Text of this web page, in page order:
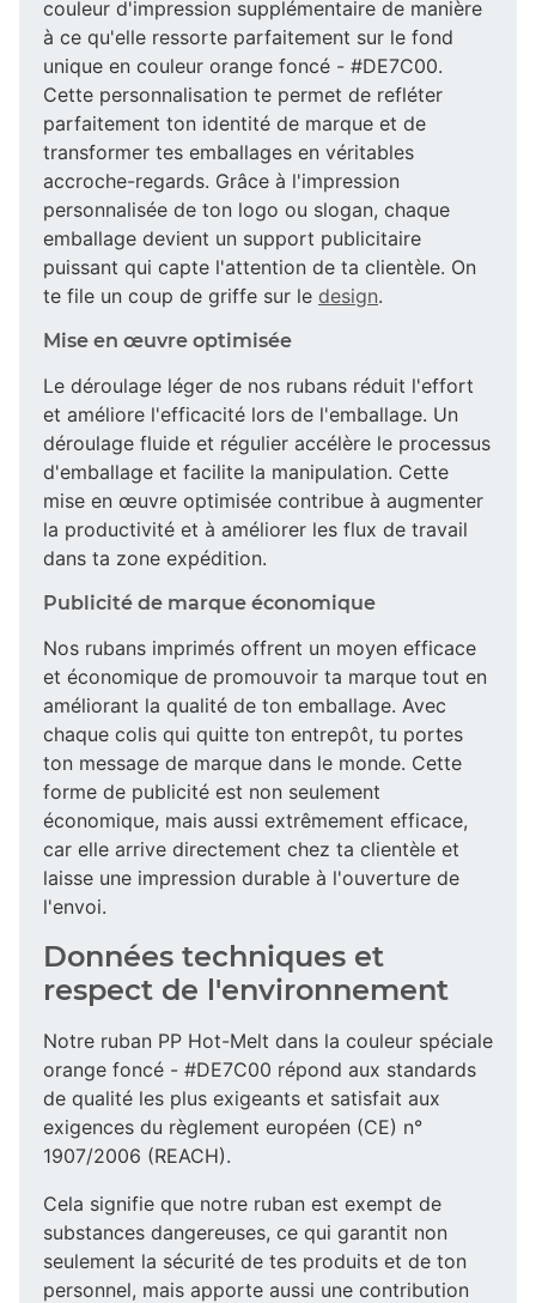
couleur d'impression supplémentaire de manière
à ce qu'elle ressorte parfaitement sur le fond
unique en couleur orange foncé - #DE7C00.
Cette personnalisation te permet de refléter
parfaitement ton identité de marque et de
transformer tes emballages en véritables
accroche-regards. Grâce à l'impression
personnalisée de ton logo ou slogan, chaque
emballage devient un support publicitaire
puissant qui capte l'attention de ta clientèle. On
te file un coup de griffe sur le design.
Mise en œuvre optimisée
Le déroulage léger de nos rubans réduit l'effort
et améliore l'efficacité lors de l'emballage. Un
déroulage fluide et régulier accélère le processus
d'emballage et facilite la manipulation. Cette
mise en œuvre optimisée contribue à augmenter
la productivité et à améliorer les flux de travail
dans ta zone expédition.
Publicité de marque économique
Nos rubans imprimés offrent un moyen efficace
et économique de promouvoir ta marque tout en
améliorant la qualité de ton emballage. Avec
chaque colis qui quitte ton entrepôt, tu portes
ton message de marque dans le monde. Cette
forme de publicité est non seulement
économique, mais aussi extrêmement efficace,
car elle arrive directement chez ta clientèle et
laisse une impression durable à l'ouverture de
l'envoi.
Données techniques et
respect de l'environnement
Notre ruban PP Hot-Melt dans la couleur spéciale
orange foncé - #DE7C00 répond aux standards
de qualité les plus exigeants et satisfait aux
exigences du règlement européen (CE) n°
1907/2006 (REACH).
Cela signifie que notre ruban est exempt de
substances dangereuses, ce qui garantit non
seulement la sécurité de tes produits et de ton
personnel, mais apporte aussi une contribution